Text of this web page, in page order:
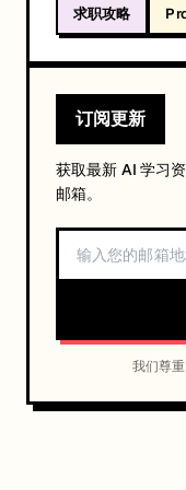
求职攻略
订阅更新
获取最新 AI 学习
邮箱。
我们尊